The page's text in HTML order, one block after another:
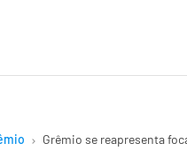
Grêmio se reapresenta